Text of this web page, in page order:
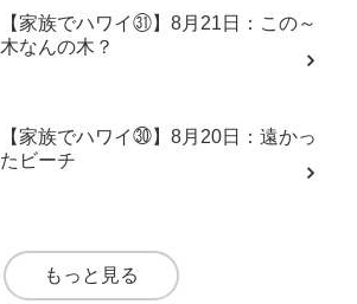
【家族でハワイ㉛】8月21日：この～
木なんの木？
【家族でハワイ㉚】8月20日：遠かっ
たビーチ
もっと見る